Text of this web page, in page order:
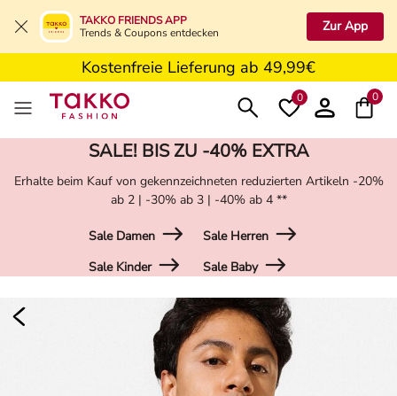
TAKKO FRIENDS APP
Trends & Coupons entdecken
Zur App
5€ Gutschein nach Registrierung*
Kostenfreie Retoure in der Filiale
Kostenfreie Lieferung ab 49,99€
5€ Gutschein nach Registrierung*
0 0
SALE! BIS ZU -40% EXTRA
Erhalte beim Kauf von gekennzeichneten reduzierten Artikeln -20%
ab 2 | -30% ab 3 | -40% ab 4 **
Sale Damen
Sale Herren
Sale Kinder
Sale Baby